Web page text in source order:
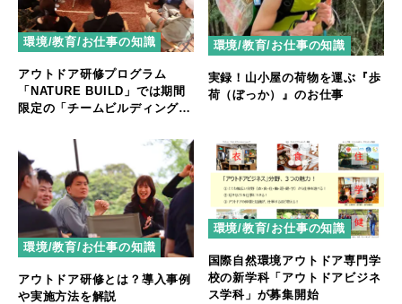
環境/教育/お仕事の知識
アウトドア研修プログラム
「NATURE BUILD」では期間
限定の「チームビルディング特
環境/教育/お仕事の知識
実録！山小屋の荷物を運ぶ『歩
荷（ぼっか）』のお仕事
環境/教育/お仕事の知識
アウトドア研修とは？導入事例
や実施方法を解説
環境/教育/お仕事の知識
国際自然環境アウトドア専門学
校の新学科「アウトドアビジネ
ス学科」が募集開始